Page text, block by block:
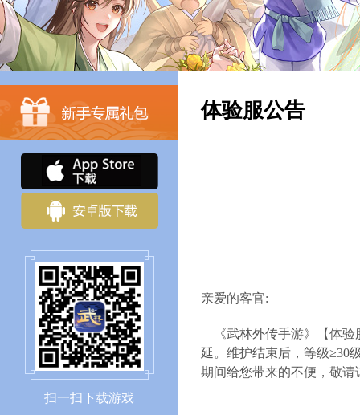
扫一扫下载游戏
体验服公告
亲爱的客官:
《武林外传手游》【体验
延。维护结束后，等级≥30
期间给您带来的不便，敬请